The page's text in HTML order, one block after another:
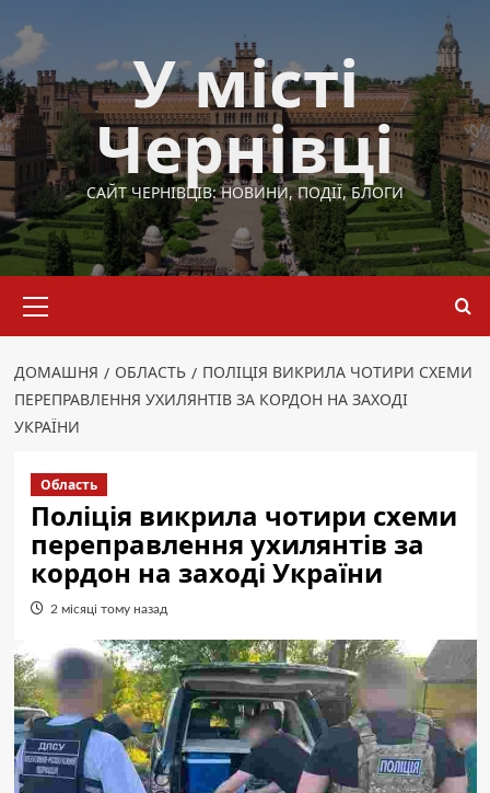
до
вмісту
У місті
Чернівці
САЙТ ЧЕРНІВЦІВ: НОВИНИ, ПОДІЇ, БЛОГИ
меню
ДОМАШНЯ ОБЛАСТЬ
ПОЛІЦІЯ ВИКРИЛА ЧОТИРИ СХЕМИ
ПЕРЕПРАВЛЕННЯ УХИЛЯНТІВ ЗА КОРДОН НА ЗАХОДІ
УКРАЇНИ
Область
Поліція викрила чотири схеми
переправлення ухилянтів за
кордон на заході України
2 місяці тому назад